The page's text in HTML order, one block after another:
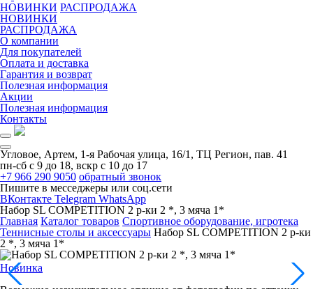
НОВИНКИ РАСПРОДАЖА
НОВИНКИ
РАСПРОДАЖА
О компании
Для покупателей
Оплата и доставка
Гарантия и возврат
Полезная информация
Акции
Полезная информация
Контакты
Угловое, Артем, ​1-я Рабочая улица, 16/1, ТЦ Регион, пав. 41
пн-сб с 9 до 18, вскр с 10 до 17
+7 966 290 9050 обратный звонок
Пишите в месседжеры или соц.сети
ВКонтакте Telegram WhatsApp
Набор SL COMPETITION 2 р-ки 2 *, 3 мяча 1*
Главная Каталог товаров Спортивное оборудование, игротека
Теннисные столы и аксессуары Набор SL COMPETITION 2 р-ки
2 *, 3 мяча 1*
Новинка